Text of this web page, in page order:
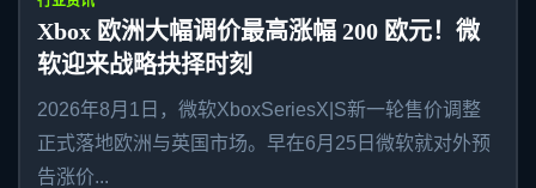
Xbox 欧洲大幅调价最高涨幅 200 欧元！微
软迎来战略抉择时刻
2026年8月1日，微软XboxSeriesX|S新一轮售价调整
正式落地欧洲与英国市场。早在6月25日微软就对外预
告涨价...